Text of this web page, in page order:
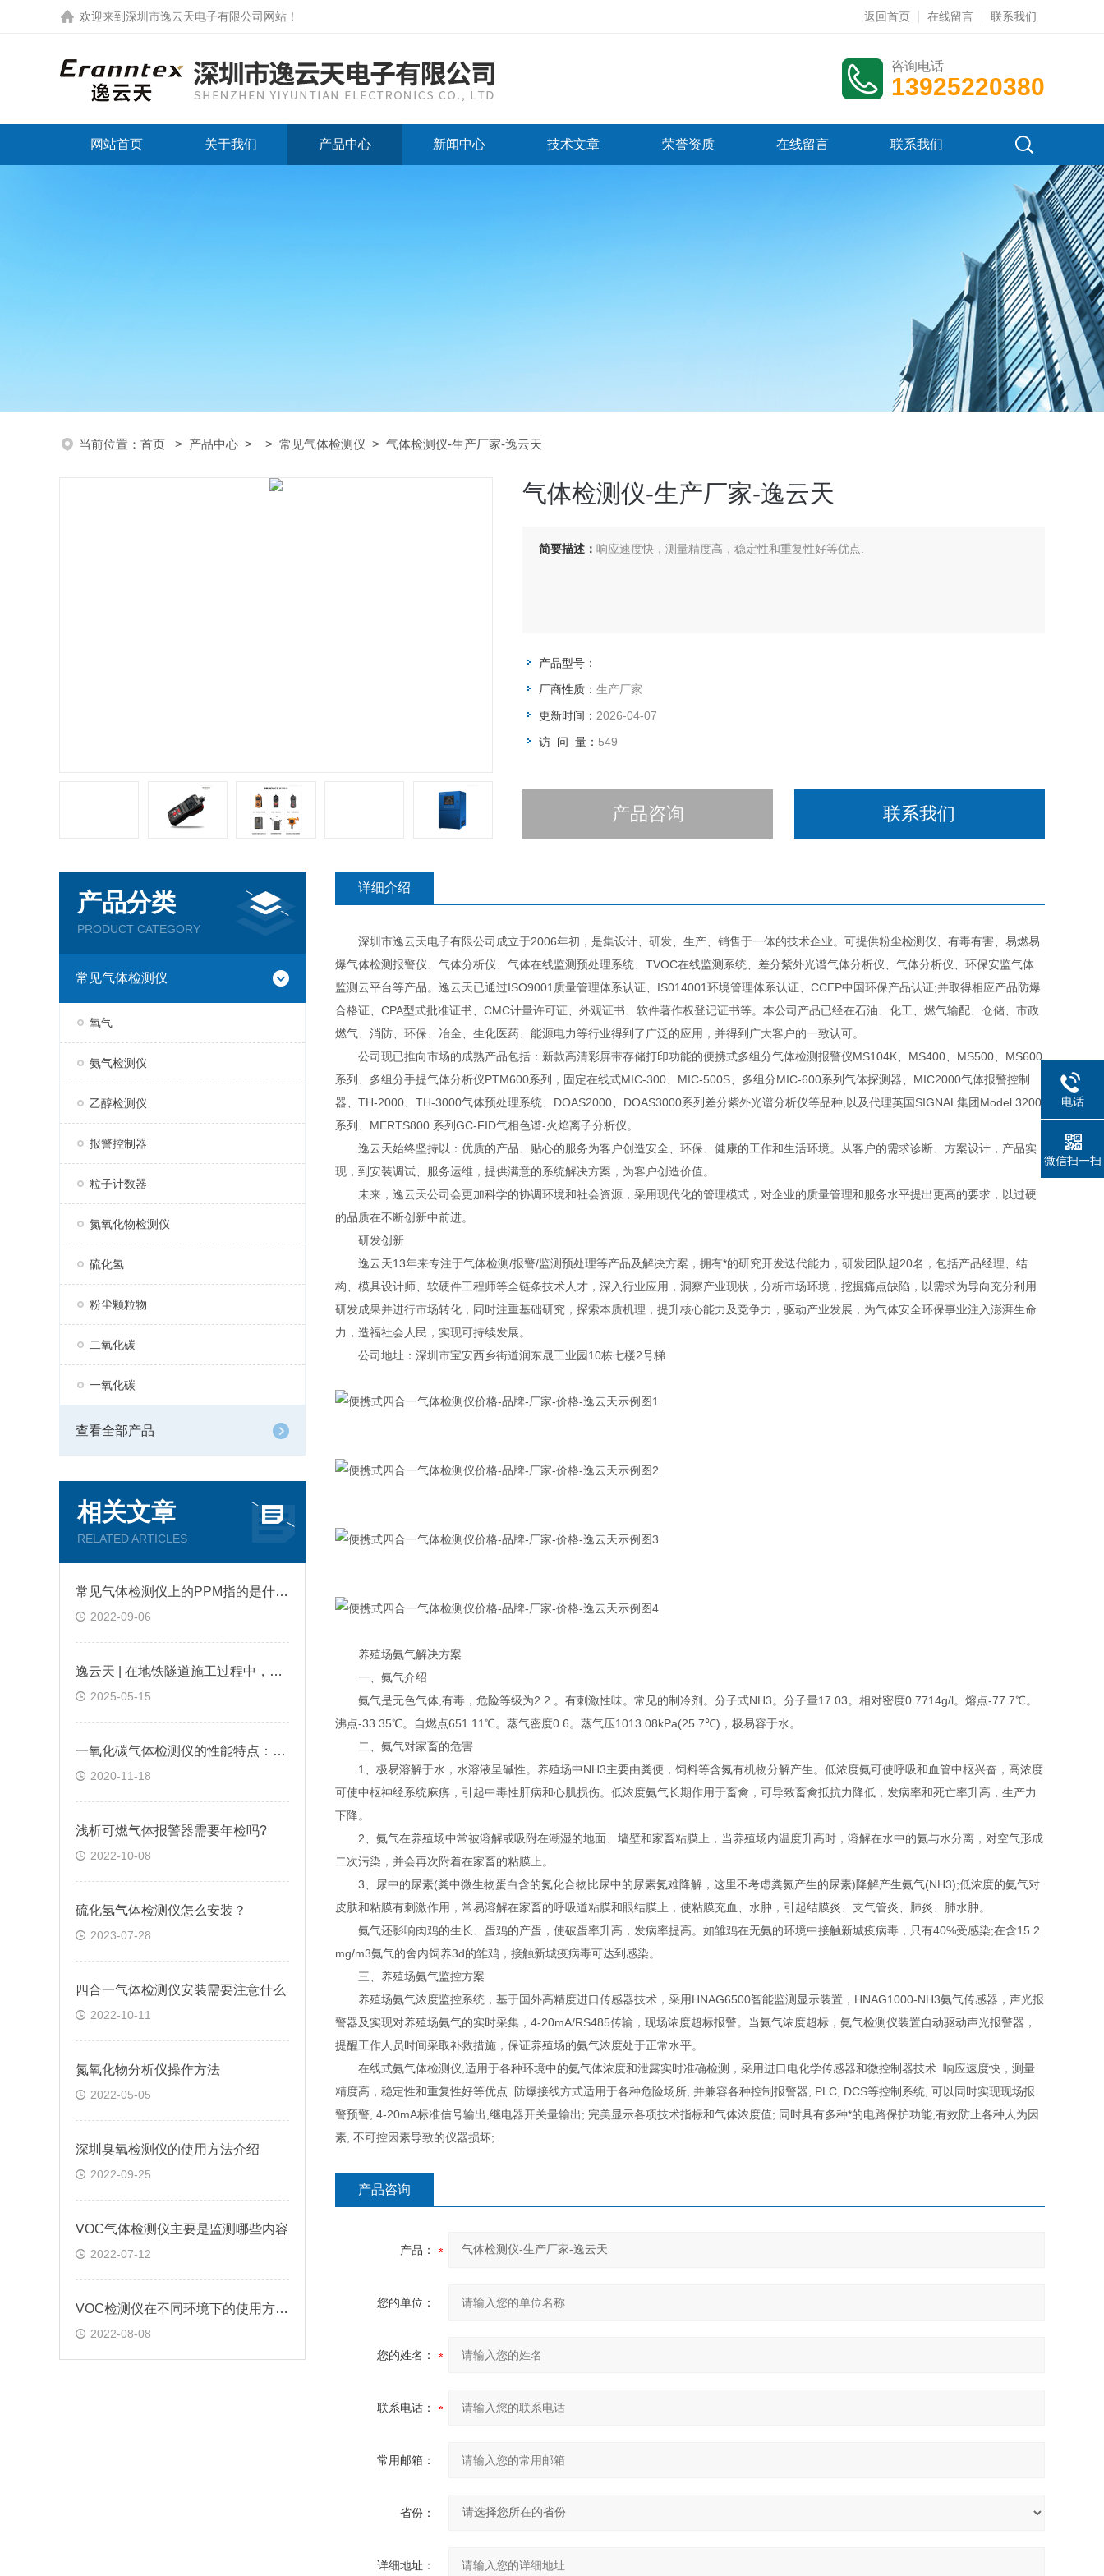
欢迎来到 深圳市逸云天电子有限公司网站 ！ 返回首页 在线留言 联系我们
咨询电话
13925220380
网站首页 关于我们 产品中心 新闻中心 技术文章 荣誉资质 在线留言 联系我们
当前位置： 首页 > 产品中心 > > 常见气体检测仪 > 气体检测仪-生产厂家-逸云天
气体检测仪-生产厂家-逸云天
简要描述： 响应速度快，测量精度高，稳定性和重复性好等优点.
产品型号：
厂商性质： 生产厂家
更新时间： 2026-04-07
访 问 量： 549
产品咨询 联系我们
产品分类
PRODUCT CATEGORY
常见气体检测仪
氧气
氨气检测仪
乙醇检测仪
报警控制器
粒子计数器
氮氧化物检测仪
硫化氢
粉尘颗粒物
二氧化碳
一氧化碳
查看全部产品
相关文章
RELATED ARTICLES
常见气体检测仪上的PPM指的是什么?
2022-09-06
逸云天 | 在地铁隧道施工过程中，便携式气体检测仪是如何预警缺氧环境的？
2025-05-15
一氧化碳气体检测仪的性能特点：逸云天分享
2020-11-18
浅析可燃气体报警器需要年检吗?
2022-10-08
硫化氢气体检测仪怎么安装？
2023-07-28
四合一气体检测仪安装需要注意什么
2022-10-11
氮氧化物分析仪操作方法
2022-05-05
深圳臭氧检测仪的使用方法介绍
2022-09-25
VOC气体检测仪主要是监测哪些内容
2022-07-12
VOC检测仪在不同环境下的使用方法?
2022-08-08
详细介绍
深圳市逸云天电子有限公司成立于2006年初，是集设计、研发、生产、销售于一体的技术企业。可提供粉尘检测仪、有毒有害、易燃易
爆气体检测报警仪、气体分析仪、气体在线监测预处理系统、TVOC在线监测系统、差分紫外光谱气体分析仪、气体分析仪、环保安监气体
监测云平台等产品。逸云天已通过ISO9001质量管理体系认证、IS014001环境管理体系认证、CCEP中国环保产品认证;并取得相应产品防爆
合格证、CPA型式批准证书、CMC计量许可证、外观证书、软件著作权登记证书等。本公司产品已经在石油、化工、燃气输配、仓储、市政
燃气、消防、环保、冶金、生化医药、能源电力等行业得到了广泛的应用，并得到广大客户的一致认可。
公司现已推向市场的成熟产品包括：新款高清彩屏带存储打印功能的便携式多组分气体检测报警仪MS104K、MS400、MS500、MS600
系列、多组分手提气体分析仪PTM600系列，固定在线式MIC-300、MIC-500S、多组分MIC-600系列气体探测器、MIC2000气体报警控制
器、TH-2000、TH-3000气体预处理系统、DOAS2000、DOAS3000系列差分紫外光谱分析仪等品种,以及代理英国SIGNAL集团Model 3200
系列、MERTS800 系列GC-FID气相色谱-火焰离子分析仪。
逸云天始终坚持以：优质的产品、贴心的服务为客户创造安全、环保、健康的工作和生活环境。从客户的需求诊断、方案设计，产品实
现，到安装调试、服务运维，提供满意的系统解决方案，为客户创造价值。
未来，逸云天公司会更加科学的协调环境和社会资源，采用现代化的管理模式，对企业的质量管理和服务水平提出更高的要求，以过硬
的品质在不断创新中前进。
研发创新
逸云天13年来专注于气体检测/报警/监测预处理等产品及解决方案，拥有*的研究开发迭代能力，研发团队超20名，包括产品经理、结
构、模具设计师、软硬件工程师等全链条技术人才，深入行业应用，洞察产业现状，分析市场环境，挖掘痛点缺陷，以需求为导向充分利用
研发成果并进行市场转化，同时注重基础研究，探索本质机理，提升核心能力及竞争力，驱动产业发展，为气体安全环保事业注入澎湃生命
力，造福社会人民，实现可持续发展。
公司地址：深圳市宝安西乡街道润东晟工业园10栋七楼2号梯
养殖场氨气解决方案
一、氨气介绍
氨气是无色气体,有毒，危险等级为2.2 。有刺激性味。常见的制冷剂。分子式NH3。分子量17.03。相对密度0.7714g/l。熔点-77.7℃。
沸点-33.35℃。自燃点651.11℃。蒸气密度0.6。蒸气压1013.08kPa(25.7℃)，极易容于水。
二、氨气对家畜的危害
1、极易溶解于水，水溶液呈碱性。养殖场中NH3主要由粪便，饲料等含氮有机物分解产生。低浓度氨可使呼吸和血管中枢兴奋，高浓度
可使中枢神经系统麻痹，引起中毒性肝病和心肌损伤。低浓度氨气长期作用于畜禽，可导致畜禽抵抗力降低，发病率和死亡率升高，生产力
下降。
2、氨气在养殖场中常被溶解或吸附在潮湿的地面、墙壁和家畜粘膜上，当养殖场内温度升高时，溶解在水中的氨与水分离，对空气形成
二次污染，并会再次附着在家畜的粘膜上。
3、尿中的尿素(粪中微生物蛋白含的氮化合物比尿中的尿素氮难降解，这里不考虑粪氮产生的尿素)降解产生氨气(NH3);低浓度的氨气对
皮肤和粘膜有刺激作用，常易溶解在家畜的呼吸道粘膜和眼结膜上，使粘膜充血、水肿，引起结膜炎、支气管炎、肺炎、肺水肿。
氨气还影响肉鸡的生长、蛋鸡的产蛋，使破蛋率升高，发病率提高。如雏鸡在无氨的环境中接触新城疫病毒，只有40%受感染;在含15.2
mg/m3氨气的舍内饲养3d的雏鸡，接触新城疫病毒可达到感染。
三、养殖场氨气监控方案
养殖场氨气浓度监控系统，基于国外高精度进口传感器技术，采用HNAG6500智能监测显示装置，HNAG1000-NH3氨气传感器，声光报
警器及实现对养殖场氨气的实时采集，4-20mA/RS485传输，现场浓度超标报警。当氨气浓度超标，氨气检测仪装置自动驱动声光报警器，
提醒工作人员时间采取补救措施，保证养殖场的氨气浓度处于正常水平。
在线式氨气体检测仪,适用于各种环境中的氨气体浓度和泄露实时准确检测，采用进口电化学传感器和微控制器技术. 响应速度快，测量
精度高，稳定性和重复性好等优点. 防爆接线方式适用于各种危险场所, 并兼容各种控制报警器, PLC, DCS等控制系统, 可以同时实现现场报
警预警, 4-20mA标准信号输出,继电器开关量输出; 完美显示各项技术指标和气体浓度值; 同时具有多种*的电路保护功能,有效防止各种人为因
素, 不可控因素导致的仪器损坏;
产品咨询
产品：
您的单位：
您的姓名：
联系电话：
常用邮箱：
省份：
详细地址：
电话
微信扫一扫